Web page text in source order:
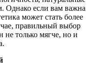
Однако если вам важна
может стать более
правильный выбор
не только мягче, но и